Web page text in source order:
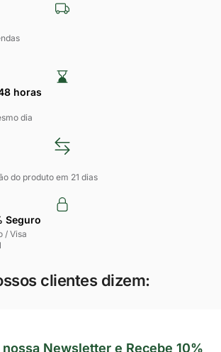
horas​
dia
do produto em 21 dias
Seguro
/ Visa
clientes dizem:
Newsletter e Recebe 10%